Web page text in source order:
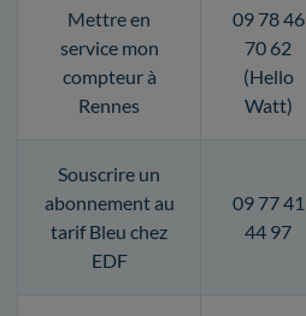
Mettre en
service mon
compteur à
Rennes
09 78 46
70 62
(Hello
Watt)
Souscrire un
abonnement au
tarif Bleu chez
EDF
09 77 41
44 97